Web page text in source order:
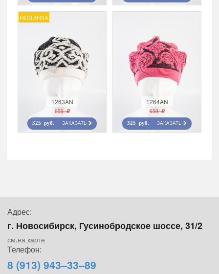
НОВИНКА
1263AN
650 r
325 руб. ЗАКАЗАТЬ
1264AN
650 r
325 руб. ЗАКАЗАТЬ
Адрес:
г. Новосибирск, Гусинобродское шоссе, 31/2
см.на карте
Телефон:
8 (913) 943–33–89